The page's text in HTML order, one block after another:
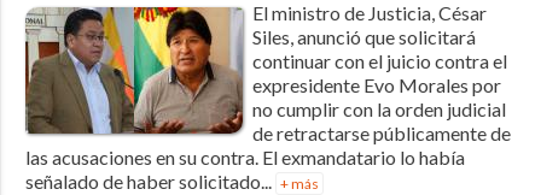
El ministro de Justicia, César
Siles, anunció que solicitará
continuar con el juicio contra el
expresidente Evo Morales por
no cumplir con la orden judicial
de retractarse públicamente de
las acusaciones en su contra. El exmandatario lo había
señalado de haber solicitado... + más